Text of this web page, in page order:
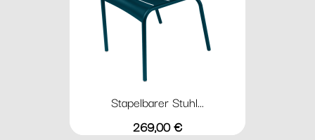
Stapelbarer Stuhl...
Preis
269,00 €